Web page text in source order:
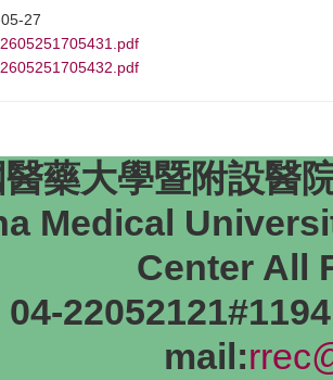
27
藥大學暨附設醫
Medical
Center All
04-
mail: